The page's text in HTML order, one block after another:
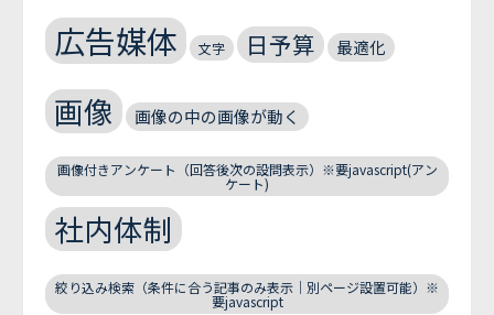
広告媒体 文字 日予算 最適化
画像 画像の中の画像が動く
画像付きアンケート（回答後次の設問表示）※要javascript(アン
ケート)
社内体制
絞り込み検索（条件に合う記事のみ表示｜別ページ設置可能）※
要javascript